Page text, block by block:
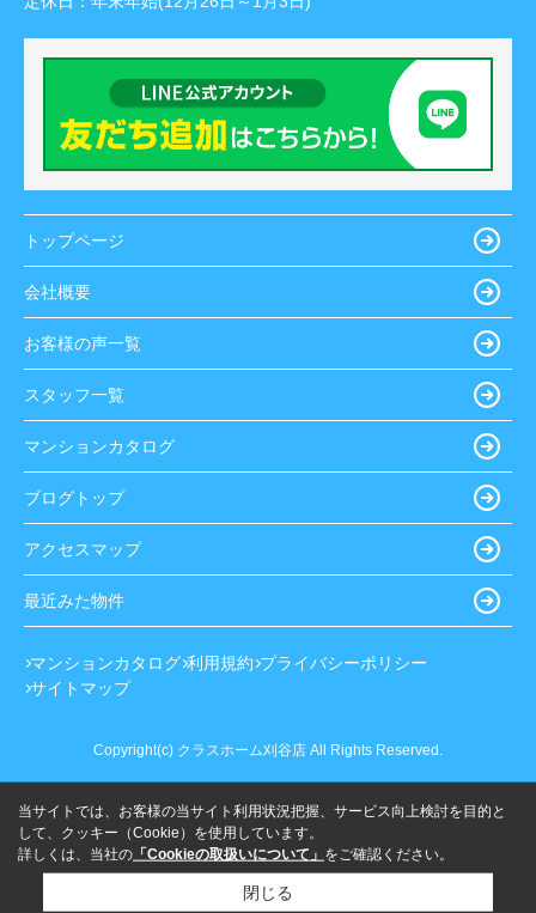
トップページ
会社概要
お客様の声一覧
スタッフ一覧
マンションカタログ
ブログトップ
アクセスマップ
最近みた物件
マンションカタログ 利用規約 プライバシーポリシー
サイトマップ
Copyright(c) クラスホーム刈谷店 All Rights Reserved.
当サイトでは、お客様の当サイト利用状況把握、サービス向上検討を目的と
して、クッキー（Cookie）を使用しています。
詳しくは、当社の 「Cookieの取扱いについて」 をご確認ください。
閉じる